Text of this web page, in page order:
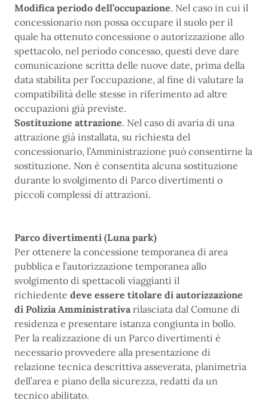
Modifica periodo dell’occupazione. Nel caso in cui il
concessionario non possa occupare il suolo per il
quale ha ottenuto concessione o autorizzazione allo
spettacolo, nel periodo concesso, questi deve dare
comunicazione scritta delle nuove date, prima della
data stabilita per l’occupazione, al fine di valutare la
compatibilità delle stesse in riferimento ad altre
occupazioni già previste.
Sostituzione attrazione. Nel caso di avaria di una
attrazione già installata, su richiesta del
concessionario, l’Amministrazione può consentirne la
sostituzione. Non è consentita alcuna sostituzione
durante lo svolgimento di Parco divertimenti o
piccoli complessi di attrazioni.
Parco divertimenti (Luna park)
Per ottenere la concessione temporanea di area
pubblica e l’autorizzazione temporanea allo
svolgimento di spettacoli viaggianti il
richiedente deve essere titolare di autorizzazione
di Polizia Amministrativa rilasciata dal Comune di
residenza e presentare istanza congiunta in bollo.
Per la realizzazione di un Parco divertimenti è
necessario provvedere alla presentazione di
relazione tecnica descrittiva asseverata, planimetria
dell’area e piano della sicurezza, redatti da un
tecnico abilitato.